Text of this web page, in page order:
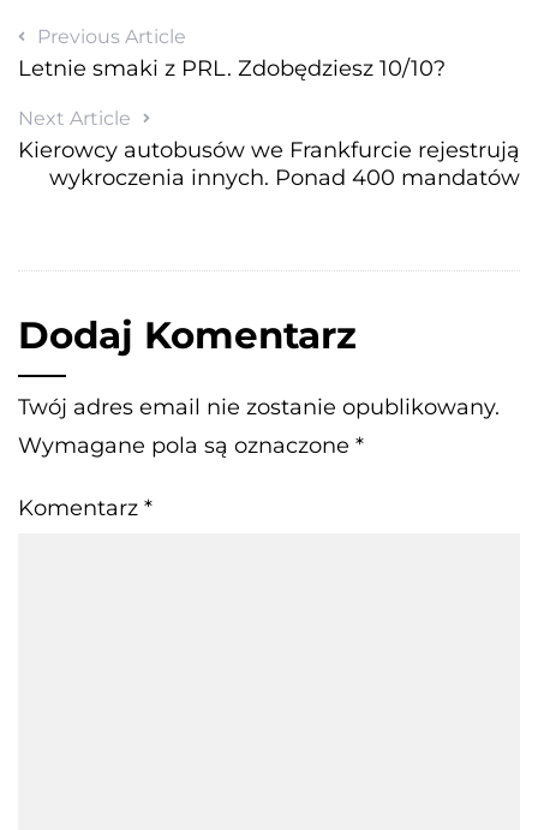
Previous Article
Letnie smaki z PRL. Zdobędziesz 10/10?
Next Article
Kierowcy autobusów we Frankfurcie rejestrują
wykroczenia innych. Ponad 400 mandatów
Dodaj Komentarz
Twój adres email nie zostanie opublikowany.
Wymagane pola są oznaczone *
Komentarz *